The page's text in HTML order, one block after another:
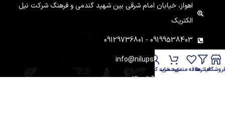
اهواز، خیابان امام شرقی بین شهید گندمی و فرهنگ شرکت نیل
الکتریک
09199538403 - 09129736801
info@nilupsbattery.com
فیلترهاعلاقه مندیسبد خرید
حساب کاربری من